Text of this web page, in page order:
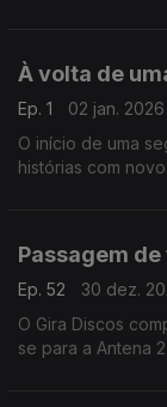
À volta de
Ep. 1
02 jan. 2026
O início de uma
histórias com
Passagem
Ep. 52
30 dez.
O Gira Discos
se para a Antena 2, naturalmente com outras músicas. Na